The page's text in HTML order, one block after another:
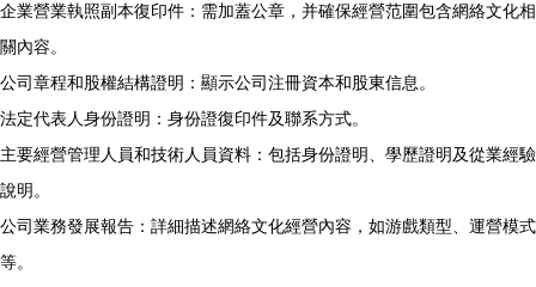
企業營業執照副本復印件：需加蓋公章，并確保經營范圍包含網絡文化相
關內容。
公司章程和股權結構證明：顯示公司注冊資本和股東信息。
法定代表人身份證明：身份證復印件及聯系方式。
主要經營管理人員和技術人員資料：包括身份證明、學歷證明及從業經驗
說明。
公司業務發展報告：詳細描述網絡文化經營內容，如游戲類型、運營模式
等。